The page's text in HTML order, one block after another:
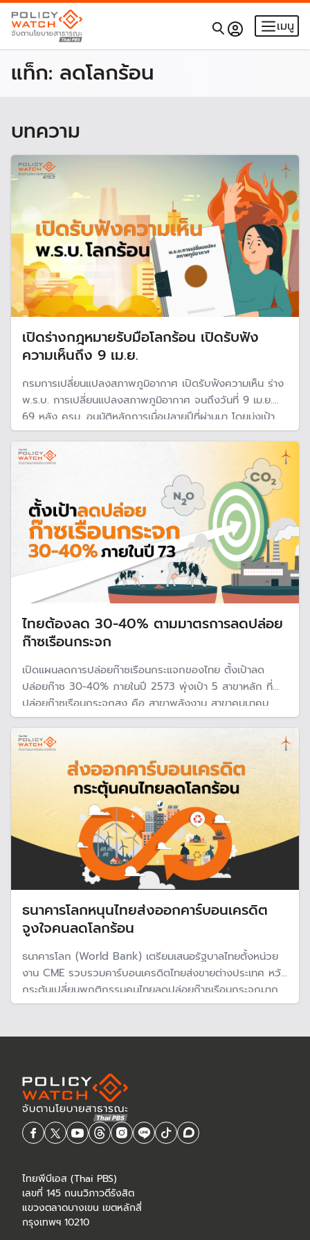
เมนู
แท็ก: ลดโลกร้อน
บทความ
เปิดร่างกฎหมายรับมือโลกร้อน เปิดรับฟัง
ความเห็นถึง 9 เม.ย.
กรมการเปลี่ยนแปลงสภาพภูมิอากาศ เปิดรับฟังความเห็น ร่าง
พ.ร.บ. การเปลี่ยนแปลงสภาพภูมิอากาศ จนถึงวันที่ 9 เม.ย.
69 หลัง ครม. อนุมัติหลักการเมื่อปลายปีที่ผ่านมา โดยมุ่งเป้า
ป้องกันและลดความรุนแรงของโลกร้อน สอดคล้องกับกรอบ
อนุสัญญาสหประชาชาติว่าด้วยการเปลี่ยนแปลงสภาพภูมิ
อากาศ
ไทยต้องลด 30-40% ตามมาตรการลดปล่อย
ก๊าซเรือนกระจก
เปิดแผนลดการปล่อยก๊าซเรือนกระแจกของไทย ตั้งเป้าลด
ปล่อยก๊าซ 30-40% ภายในปี 2573 พุ่งเป้า 5 สาขาหลัก ที่
ปล่อยก๊าซเรือนกระจกสูง คือ สาขาพลังงาน สาขาคมนาคม
ขนส่ง สาขาการจัดการของเสียชุมชนและน้ำเสียอุตสาหกรรม
กระบวนการทางอุตสาหกรรมและการใช้ผลิตภัณฑ์ และ สาขา
เกษตร
ธนาคารโลกหนุนไทยส่งออกคาร์บอนเครดิต
จูงใจคนลดโลกร้อน
ธนาคารโลก (World Bank) เตรียมเสนอรัฐบาลไทยตั้งหน่วย
งาน CME รวบรวมคาร์บอนเครดิตไทยส่งขายต่างประเทศ หวัง
กระตุ้นเปลี่ยนพฤติกรรมคนไทยลดปล่อยก๊าซเรือนกระจกมาก
ขึ้น และบรรลุเป้าหมาย Net Zero ไวขึ้น
ไทยพีบีเอส (Thai PBS)
เลขที่ 145 ถนนวิภาวดีรังสิต
แขวงตลาดบางเขน เขตหลักสี่
กรุงเทพฯ 10210